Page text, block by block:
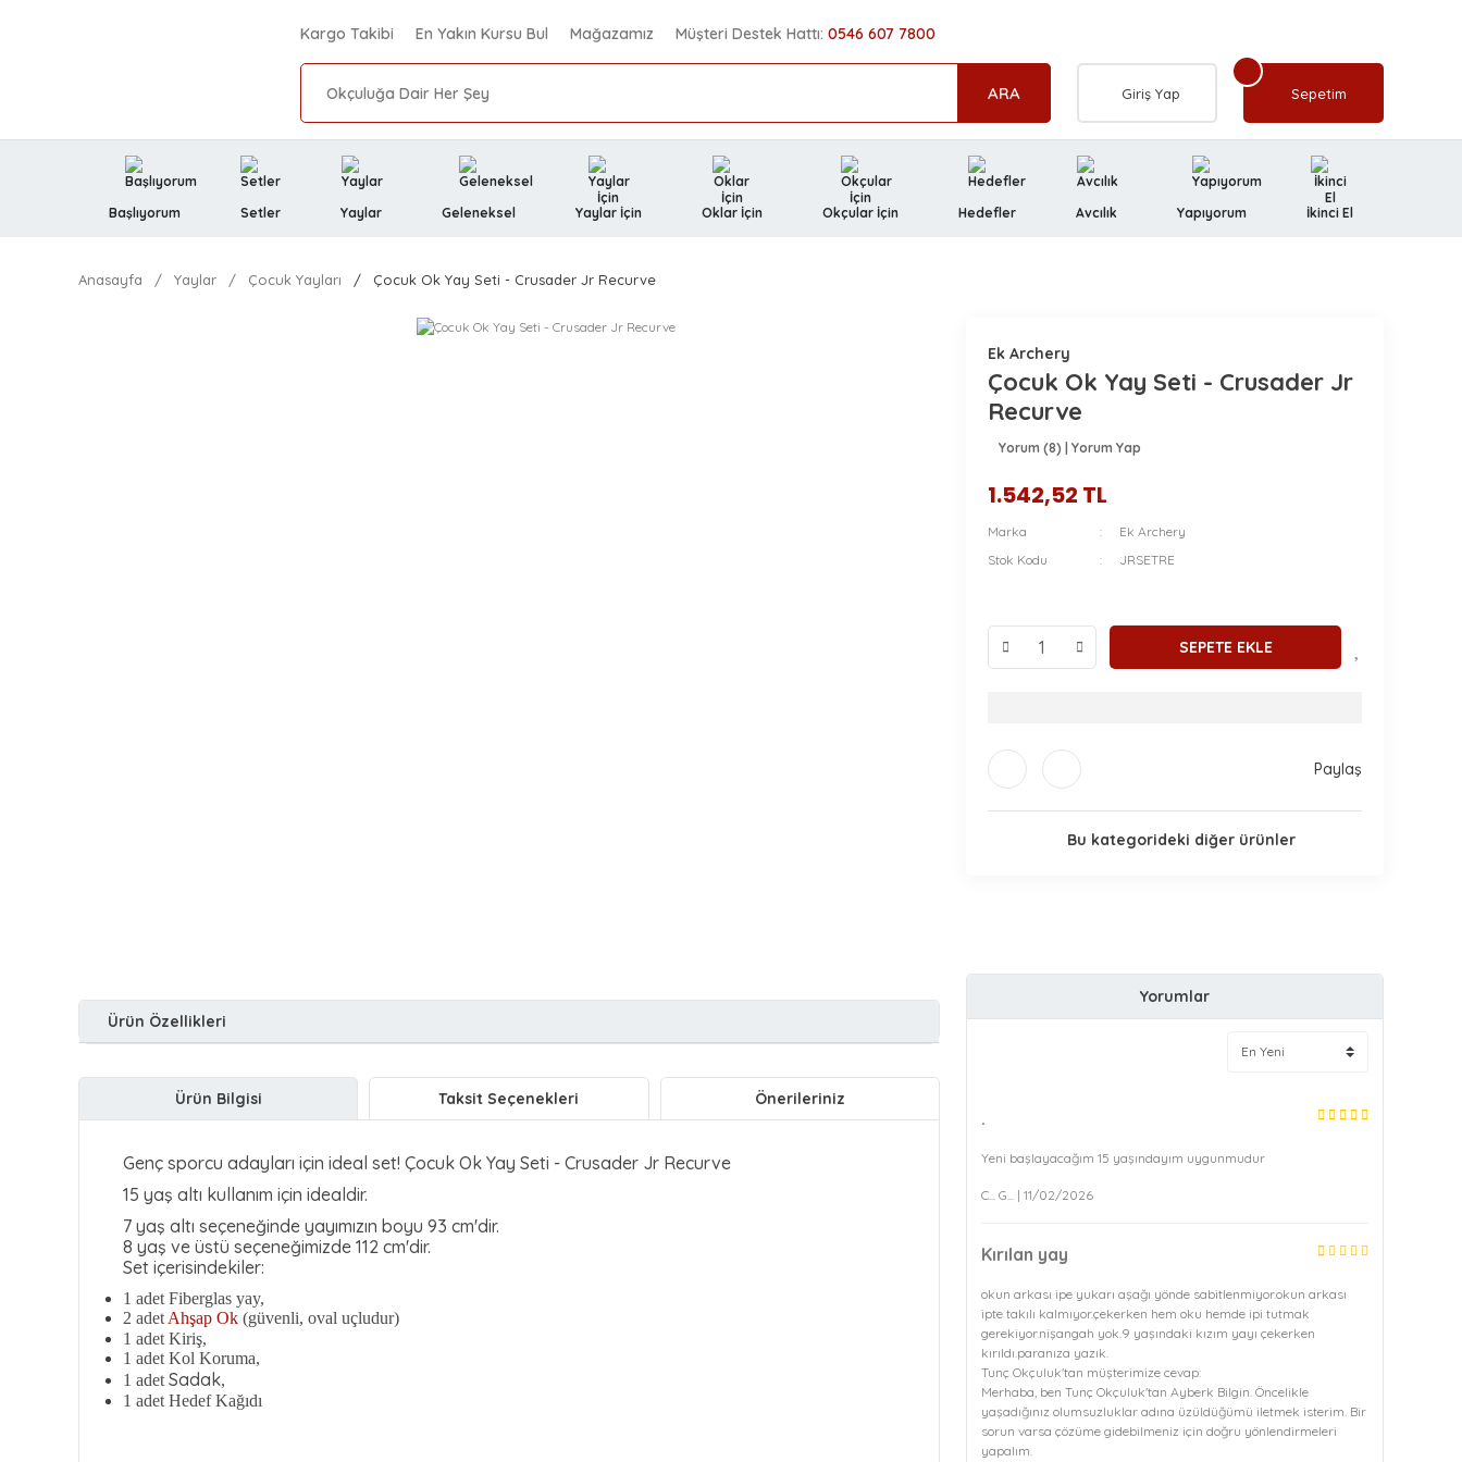
Kargo Takibi En Yakın Kursu Bul Mağazamız Müşteri Destek Hattı: 0546 607 7800
ARA Giriş Yap Sepetim
Başlıyorum Setler Yaylar Geleneksel Yaylar İçin Oklar İçin Okçular İçin Hedefler Avcılık Yapıyorum İkinci El
Anasayfa Yaylar Çocuk Yayları Çocuk Ok Yay Seti - Crusader Jr Recurve
Ürün Özellikleri
Ürün Bilgisi Taksit Seçenekleri Önerileriniz
Genç sporcu adayları için ideal set! Çocuk Ok Yay Seti - Crusader Jr Recurve
15 yaş altı kullanım için idealdir.
7 yaş altı seçeneğinde yayımızın boyu 93 cm'dir.
8 yaş ve üstü seçeneğimizde 112 cm'dir.
Set içerisindekiler:
1 adet Fiberglas yay,
2 adet Ahşap Ok (güvenli, oval uçludur)
1 adet Kiriş,
1 adet Kol Koruma,
1 adet Sadak,
1 adet Hedef Kağıdı
Ek Archery
Çocuk Ok Yay Seti - Crusader Jr
Recurve
Yorum (8) | Yorum Yap
1.542,52 TL
Marka
Ek Archery
Stok Kodu
JRSETRE
SEPETE EKLE
Paylaş
Bu kategorideki diğer ürünler
Yorumlar
.
Yeni başlayacağım 15 yaşındayım uygunmudur
C... G... | 11/02/2026
Kırılan yay
okun arkası ipe yukarı aşağı yönde sabitlenmiyor.okun arkası
ipte takılı kalmıyor.çekerken hem oku hemde ipi tutmak
gerekiyor.nişangah yok.9 yaşındaki kızım yayı çekerken
kırıldı.paranıza yazık.
Tunç Okçuluk'tan müşterimize cevap:
Merhaba, ben Tunç Okçuluk'tan Ayberk Bilgin. Öncelikle
yaşadığınız olumsuzluklar adına üzüldüğümü iletmek isterim. Bir
sorun varsa çözüme gidebilmeniz için doğru yönlendirmeleri
yapalım.